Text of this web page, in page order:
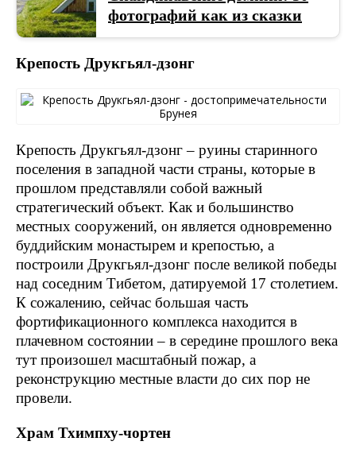
фотографий как из сказки
Крепость Друкгьял-дзонг
Крепость Друкгьял-дзонг – руины старинного
поселения в западной части страны, которые в
прошлом представляли собой важный
стратегический объект. Как и большинство
местных сооружений, он является одновременно
буддийским монастырем и крепостью, а
построили Друкгьял-дзонг после великой победы
над соседним Тибетом, датируемой 17 столетием.
К сожалению, сейчас большая часть
фортификационного комплекса находится в
плачевном состоянии – в середине прошлого века
тут произошел масштабный пожар, а
реконструкцию местные власти до сих пор не
провели.
Храм Тхимпху-чортен